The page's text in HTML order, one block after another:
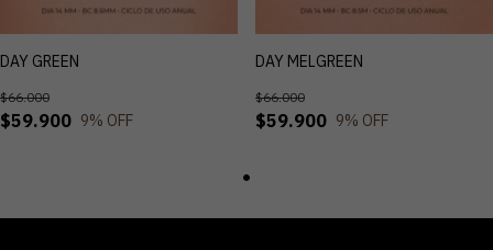
DAY GREEN
$59.900
$66.000
9% OFF
DAY MELGREEN
$59.900
$66.000
9% OFF